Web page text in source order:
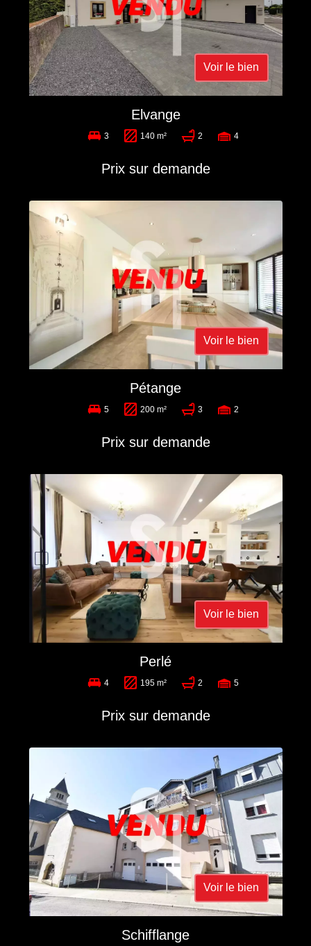
Voir le bien
Elvange
3 140 m² 2 4
Prix sur demande
Voir le bien
Pétange
5 200 m² 3 2
Prix sur demande
Voir le bien
Perlé
4 195 m² 2 5
Prix sur demande
Voir le bien
Schifflange